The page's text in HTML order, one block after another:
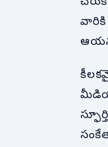
వారికి